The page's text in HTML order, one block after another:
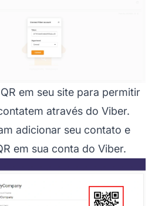
em seu site para permitir
através do Viber.
adicionar seu contato e
em sua conta do Viber.